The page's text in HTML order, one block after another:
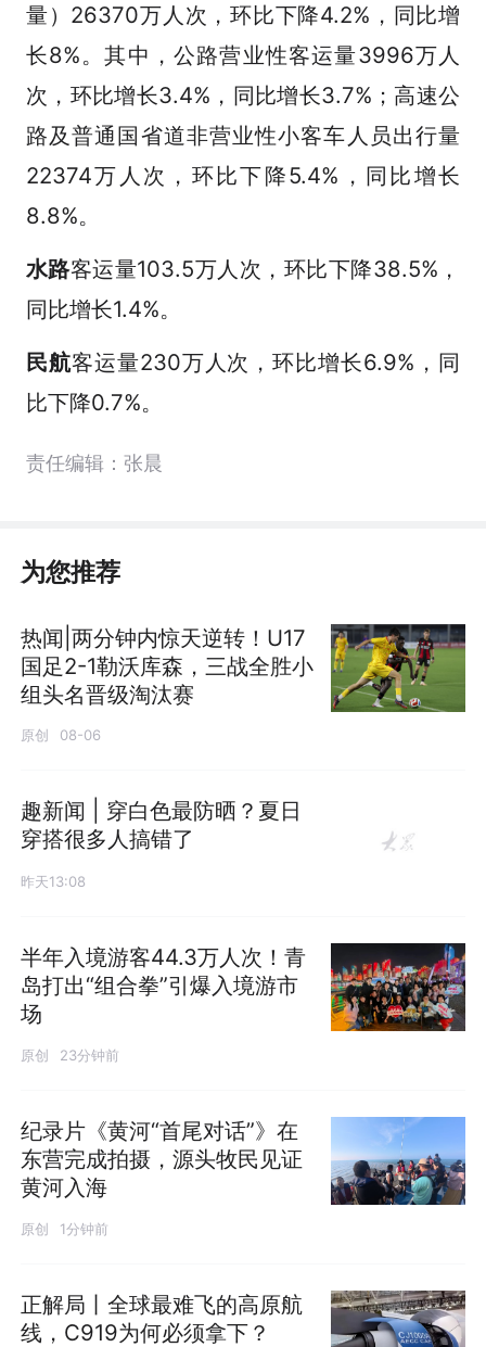
量）26370万人次，环比下降4.2%，同比增
长8%。其中，公路营业性客运量3996万人
次，环比增长3.4%，同比增长3.7%；高速公
路及普通国省道非营业性小客车人员出行量
22374万人次，环比下降5.4%，同比增长
8.8%。
水路客运量103.5万人次，环比下降38.5%，
同比增长1.4%。
民航客运量230万人次，环比增长6.9%，同
比下降0.7%。
责任编辑：张晨
为您推荐
热闻|两分钟内惊天逆转！U17
国足2-1勒沃库森，三战全胜小
组头名晋级淘汰赛
原创 08-06
趣新闻 | 穿白色最防晒？夏日
穿搭很多人搞错了
昨天13:08
半年入境游客44.3万人次！青
岛打出“组合拳”引爆入境游市
场
原创 23分钟前
纪录片《黄河“首尾对话”》在
东营完成拍摄，源头牧民见证
黄河入海
原创 1分钟前
正解局丨全球最难飞的高原航
线，C919为何必须拿下？